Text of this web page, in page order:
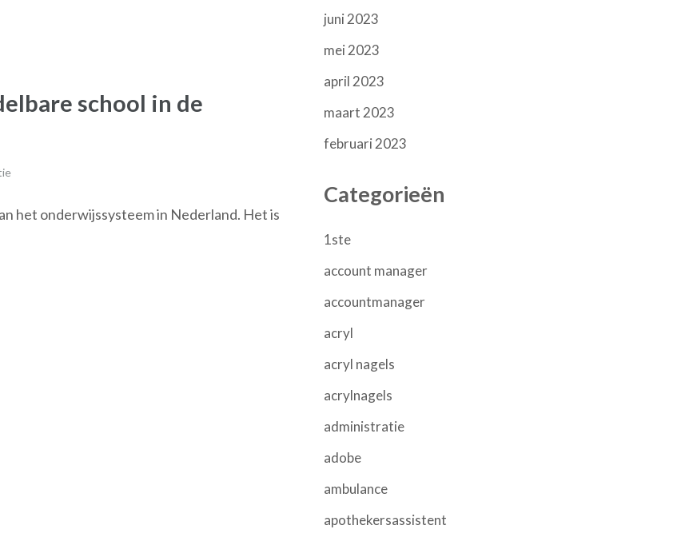
school in de
het onderwijssysteem in Nederland. Het is
juni 2023
mei 2023
april 2023
maart 2023
februari 2023
Categorieën
1ste
account manager
accountmanager
acryl
acryl nagels
acrylnagels
administratie
adobe
ambulance
apothekersassistent